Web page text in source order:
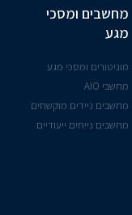
מחשבים ומסכי
מגע
מוניטורים ומסכי מגע
מחשבי AIO
מחשבים ניידים מוקשחים
מחשבים נייחים ייעודיים